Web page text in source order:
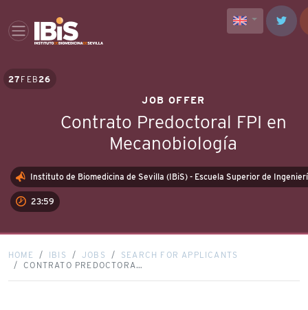
27 FEB 26
JOB OFFER
Contrato Predoctoral FPI en
Mecanobiología
Instituto de Biomedicina de Sevilla (IBiS) - Escuela Superior de
23:59
HOME IBIS JOBS
SEARCH FOR APPLICANTS
CONTRATO PREDOCTORA…